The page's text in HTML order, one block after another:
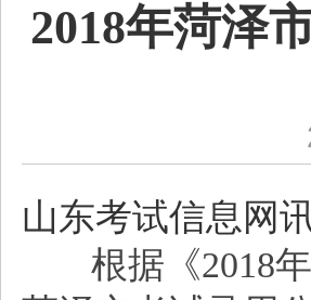
2018年菏泽
山东考试信息网讯
根据《2018